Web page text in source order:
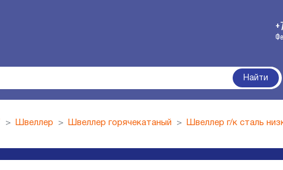
Найти
Швеллер Швеллер горячекатаный Швеллер г/к сталь